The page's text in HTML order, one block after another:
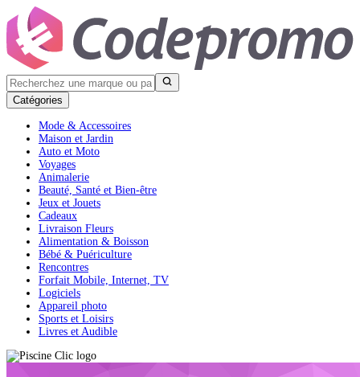
Catégories
Mode & Accessoires
Maison et Jardin
Auto et Moto
Voyages
Animalerie
Beauté, Santé et Bien-être
Jeux et Jouets
Cadeaux
Livraison Fleurs
Alimentation & Boisson
Bébé & Puériculture
Rencontres
Forfait Mobile, Internet, TV
Logiciels
Appareil photo
Sports et Loisirs
Livres et Audible